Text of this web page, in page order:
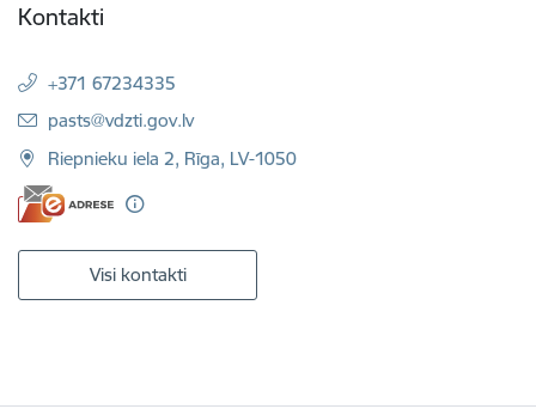
Kontakti
+371 67234335
E-pasts:
pasts@vdzti.gov.lv
Riepnieku iela 2, Rīga, LV-1050
Visi kontakti